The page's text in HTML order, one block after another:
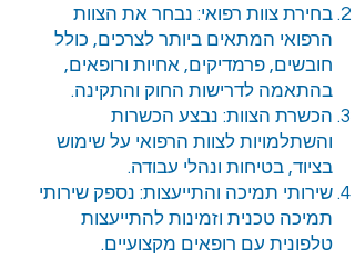
בחירת צוות רפואי: נבחר את הצוות
הרפואי המתאים ביותר לצרכים, כולל
חובשים, פרמדיקים, אחיות ורופאים,
בהתאמה לדרישות החוק והתקינה.
הכשרת הצוות: נבצע הכשרות
והשתלמויות לצוות הרפואי על שימוש
בציוד, בטיחות ונהלי עבודה.
שירותי תמיכה והתייעצות: נספק שירותי
תמיכה טכנית וזמינות להתייעצות
טלפונית עם רופאים מקצועיים.